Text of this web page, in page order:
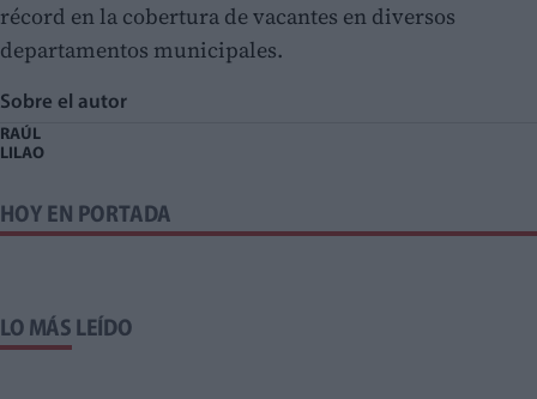
récord en la cobertura de vacantes en diversos
departamentos municipales.
Sobre el autor
RAÚL
LILAO
HOY EN PORTADA
LO MÁS LEÍDO